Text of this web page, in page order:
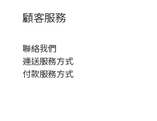
顧客服務
聯絡我們
運送服務方式
付款服務方式